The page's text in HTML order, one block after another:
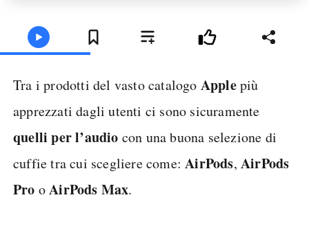
Tra i prodotti del vasto catalogo Applepiù
apprezzati dagli utenti ci sono sicuramente
quelli per l’audio con una buona selezione di
cuffie tra cui scegliere come:AirPods,AirPods
Pro oAirPods Max.